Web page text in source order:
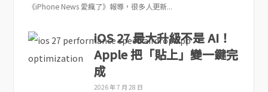
《iPhone News 愛瘋了》報導，很多人更新...
iOS 27 最大升級不是 AI！
Apple 把「貼上」變一鍵完
成
2026 年 7 月 28 日